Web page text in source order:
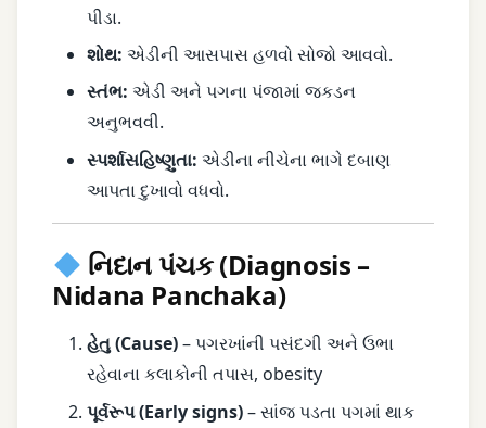
પીડા.
શોથ: એડીની આસપાસ હળવો સોજો આવવો.
સ્તંભ: એડી અને પગના પંજામાં જકડન
અનુભવવી.
સ્પર્શાસહિષ્ણુતા: એડીના નીચેના ભાગે દબાણ
આપતા દુખાવો વધવો.
નિદાન પંચક (Diagnosis –
Nidana Panchaka)
હેતુ (Cause)–પગરખાંની પસંદગી અને ઉભા
રહેવાના કલાકોની તપાસ, obesity
પૂર્વરૂપ (Early signs)–સાંજ પડતા પગમાં થાક